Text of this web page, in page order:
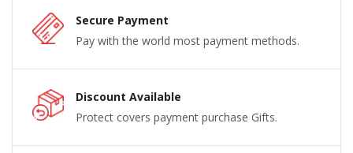
Secure Payment
Pay with the world most payment methods.
Discount Available
Protect covers payment purchase Gifts.